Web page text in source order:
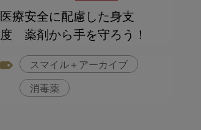
医療安全に配慮した身支
度 薬剤から手を守ろう！
スマイル＋アーカイブ
消毒薬